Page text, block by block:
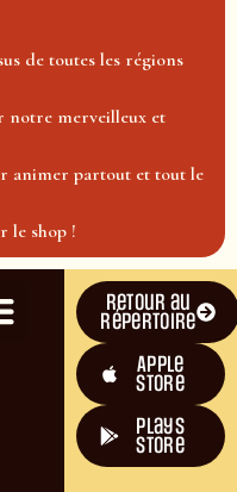
de toutes les régions
notre merveilleux et
animer partout et tout le
le shop !
Retour au
répertoire
Apple
Store
plays
store